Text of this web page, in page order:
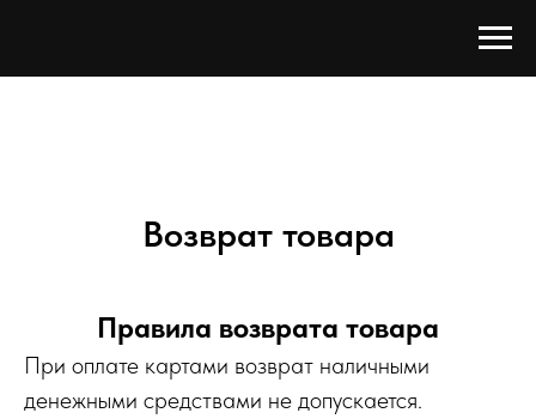
Возврат товара
Правила возврата товара
При оплате картами возврат наличными
денежными средствами не допускается.